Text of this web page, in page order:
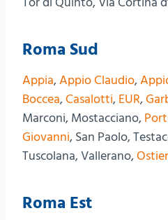
Roma Sud
Appia,Appio Claudio,
Boccea,Casalotti, EUR,
Marconi, Mostacciano,
Giovanni, San Paolo,
Tuscolana, Vallerano,
Roma Est